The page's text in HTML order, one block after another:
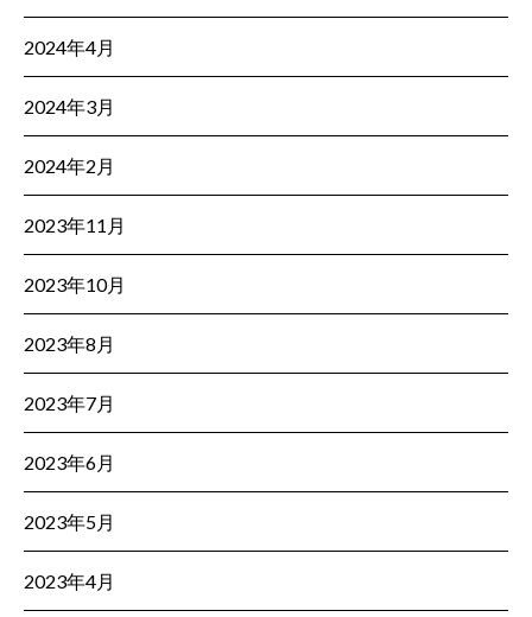
2024年4月
2024年3月
2024年2月
2023年11月
2023年10月
2023年8月
2023年7月
2023年6月
2023年5月
2023年4月